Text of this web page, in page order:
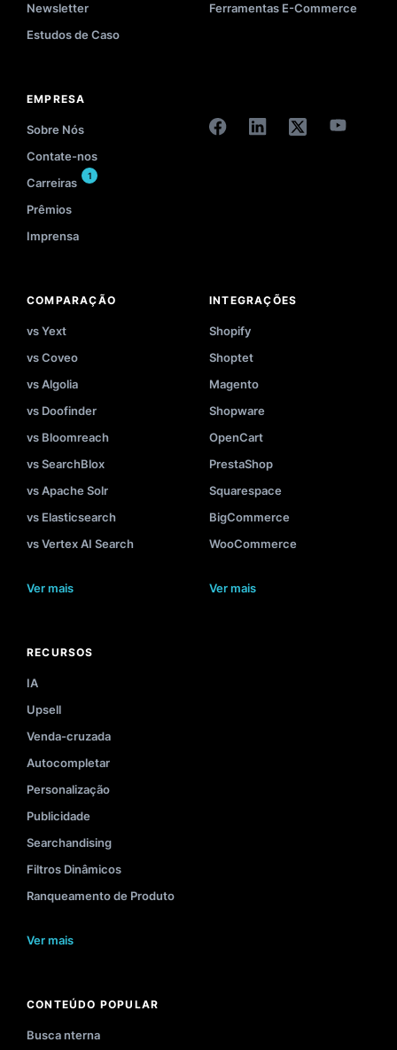
Newsletter
Ferramentas E-Commerce
Estudos de Caso
EMPRESA
Sobre Nós
Contate-nos
Carreiras
1
Prêmios
Imprensa
COMPARAÇÃO
vs Yext
vs Coveo
vs Algolia
vs Doofinder
vs Bloomreach
vs SearchBlox
vs Apache Solr
vs Elasticsearch
vs Vertex AI Search
Ver mais
INTEGRAÇÕES
Shopify
Shoptet
Magento
Shopware
OpenCart
PrestaShop
Squarespace
BigCommerce
WooCommerce
Ver mais
RECURSOS
IA
Upsell
Venda-cruzada
Autocompletar
Personalização
Publicidade
Searchandising
Filtros Dinâmicos
Ranqueamento de Produto
Ver mais
CONTEÚDO POPULAR
Busca nterna